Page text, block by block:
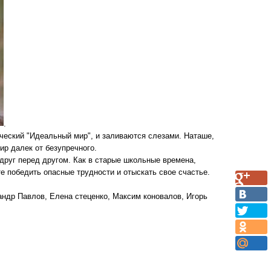
"Идеальный мир", и заливаются слезами. Наташе,
далек от безупречного.
перед другом. Как в старые школьные времена,
опасные трудности и отыскать свое счастье.
Павлов, Елена стеценко, Максим коновалов, Игорь